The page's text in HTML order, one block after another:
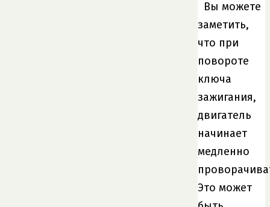
Вы можете
заметить,
что при
повороте
ключа
зажигания,
двигатель
начинает
медленно
Это может